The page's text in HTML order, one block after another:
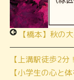
【橋本】秋の大感謝祭
【上溝駅徒歩2
【小学生の心と